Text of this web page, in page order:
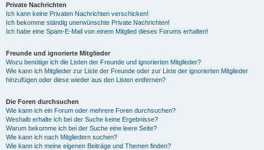
Private Nachrichten
Ich kann keine Privaten Nachrichten verschicken!
Ich bekomme ständig unerwünschte Private Nachrichten!
Ich habe eine Spam-E-Mail von einem Mitglied dieses Forums erhalten!
Freunde und ignorierte Mitglieder
Wozu benötige ich die Listen der Freunde und ignorierten Mitglieder?
Wie kann ich Mitglieder zur Liste der Freunde oder zur Liste der ignorierten Mitglieder
hinzufügen oder diese wieder aus den Listen entfernen?
Die Foren durchsuchen
Wie kann ich ein Forum oder mehrere Foren durchsuchen?
Weshalb erhalte ich bei der Suche keine Ergebnisse?
Warum bekomme ich bei der Suche eine leere Seite?
Wie kann ich nach Mitgliedern suchen?
Wie kann ich meine eigenen Beiträge und Themen finden?